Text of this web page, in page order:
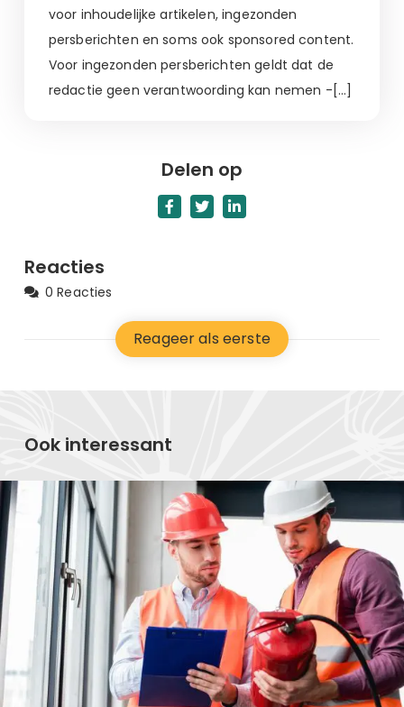
voor inhoudelijke artikelen, ingezonden
persberichten en soms ook sponsored content.
Voor ingezonden persberichten geldt dat de
redactie geen verantwoording kan nemen -[…]
Delen op
Reacties
0 Reacties
Reageer als eerste
Ook interessant